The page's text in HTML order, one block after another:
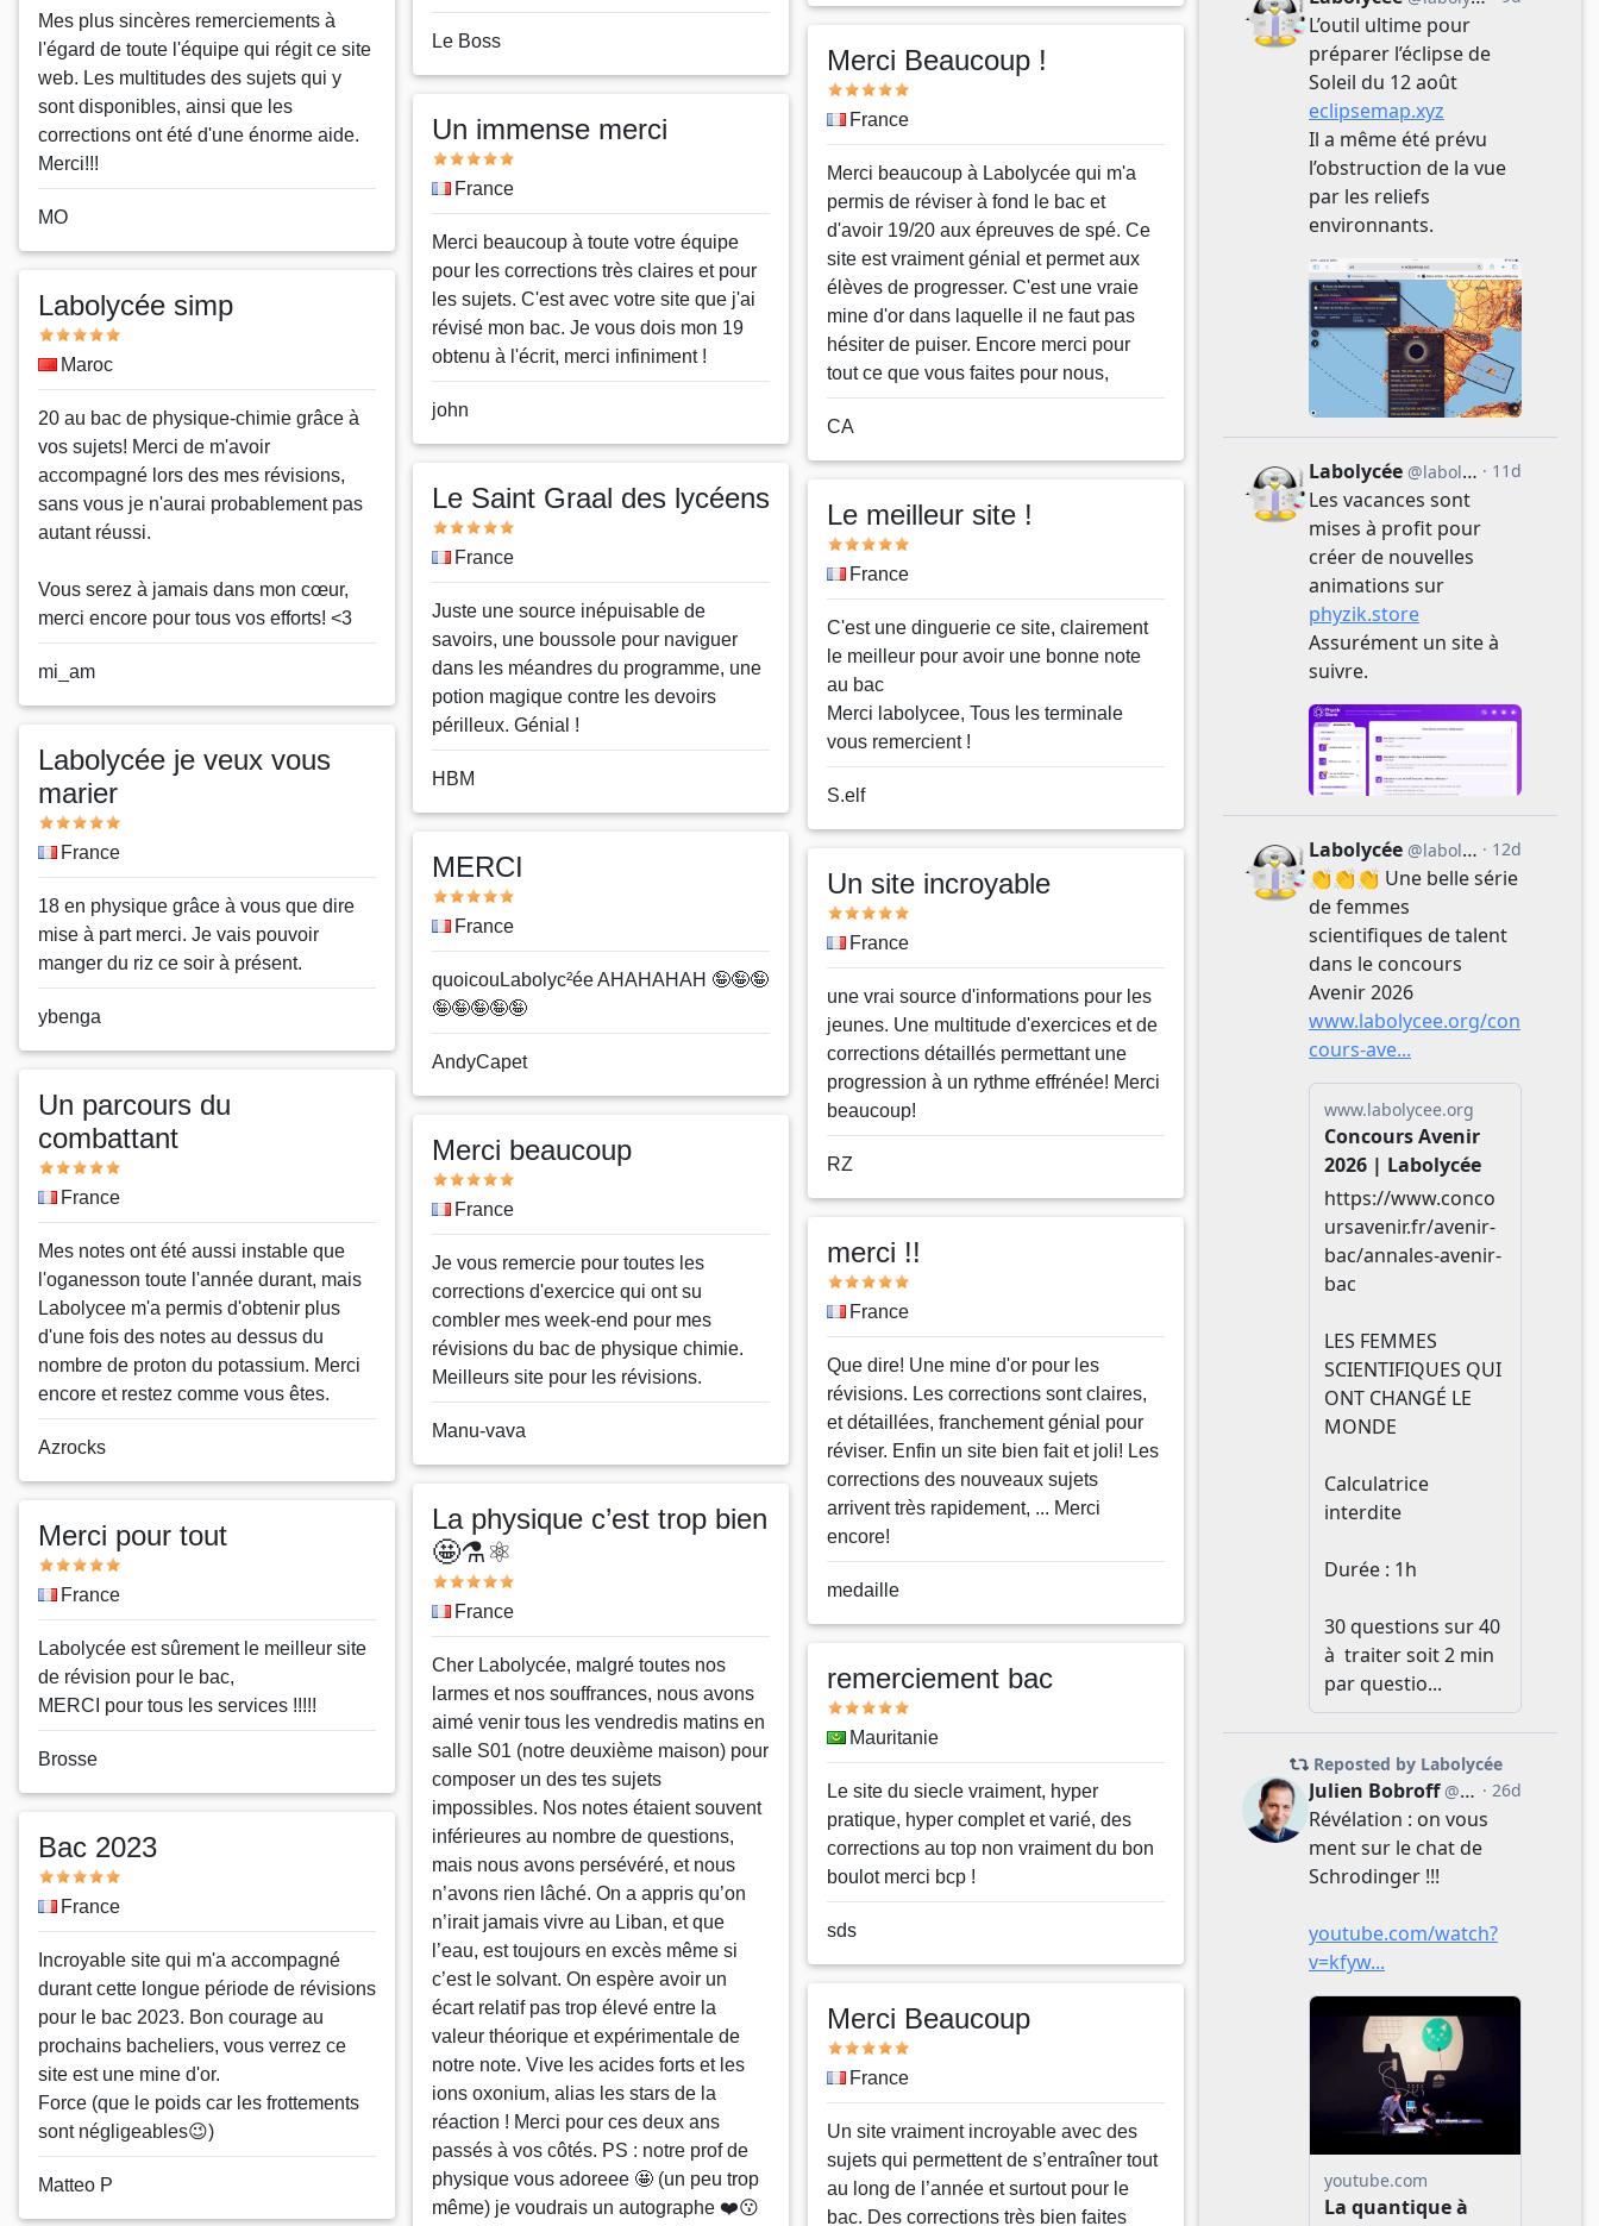
Nom
Le Boss
Message
Mes plus sincères remerciements à
l'égard de toute l'équipe qui régit ce site
web. Les multitudes des sujets qui y
sont disponibles, ainsi que les
corrections ont été d'une énorme aide.
Merci!!!
Nom
MO
Merci Beaucoup !
Note
PaysFrance
Message
Merci beaucoup à Labolycée qui m'a
permis de réviser à fond le bac et
d'avoir 19/20 aux épreuves de spé. Ce
site est vraiment génial et permet aux
élèves de progresser. C'est une vraie
mine d'or dans laquelle il ne faut pas
hésiter de puiser. Encore merci pour
tout ce que vous faites pour nous,
Nom
CA
Un immense merci
Note
PaysFrance
Message
Merci beaucoup à toute votre équipe
pour les corrections très claires et pour
les sujets. C'est avec votre site que j'ai
révisé mon bac. Je vous dois mon 19
obtenu à l'écrit, merci infiniment !
Nom
john
Labolycée simp
Note
PaysMaroc
Message
20 au bac de physique-chimie grâce à
vos sujets! Merci de m'avoir
accompagné lors des mes révisions,
sans vous je n'aurai probablement pas
autant réussi.
Vous serez à jamais dans mon cœur,
merci encore pour tous vos efforts! <3
Nom
mi_am
Le Saint Graal des lycéens
Note
PaysFrance
Message
Juste une source inépuisable de
savoirs, une boussole pour naviguer
dans les méandres du programme, une
potion magique contre les devoirs
périlleux. Génial !
Nom
HBM
Le meilleur site !
Note
PaysFrance
Message
C'est une dinguerie ce site, clairement
le meilleur pour avoir une bonne note
au bac
Merci labolycee, Tous les terminale
vous remercient !
Nom
S.elf
Labolycée je veux vous
marier
Note
PaysFrance
Message
18 en physique grâce à vous que dire
mise à part merci. Je vais pouvoir
manger du riz ce soir à présent.
Nom
ybenga
MERCI
Note
PaysFrance
Message
quoicouLabolyc²ée AHAHAHAH 🤪🤪🤪
🤪🤪🤪🤪🤪
Nom
AndyCapet
Un site incroyable
Note
PaysFrance
Message
une vrai source d'informations pour les
jeunes. Une multitude d'exercices et de
corrections détaillés permettant une
progression à un rythme effrénée! Merci
beaucoup!
Nom
RZ
Un parcours du
combattant
Note
PaysFrance
Message
Mes notes ont été aussi instable que
l'oganesson toute l'année durant, mais
Labolycee m'a permis d'obtenir plus
d'une fois des notes au dessus du
nombre de proton du potassium. Merci
encore et restez comme vous êtes.
Nom
Azrocks
Merci beaucoup
Note
PaysFrance
Message
Je vous remercie pour toutes les
corrections d'exercice qui ont su
combler mes week-end pour mes
révisions du bac de physique chimie.
Meilleurs site pour les révisions.
Nom
Manu-vava
merci !!
Note
PaysFrance
Message
Que dire! Une mine d'or pour les
révisions. Les corrections sont claires,
et détaillées, franchement génial pour
réviser. Enfin un site bien fait et joli! Les
corrections des nouveaux sujets
arrivent très rapidement, ... Merci
encore!
Nom
medaille
La physique c’est trop bien
🤩⚗️⚛️
Note
PaysFrance
Message
Cher Labolycée, malgré toutes nos
larmes et nos souffrances, nous avons
aimé venir tous les vendredis matins en
salle S01 (notre deuxième maison) pour
composer un des tes sujets
impossibles. Nos notes étaient souvent
inférieures au nombre de questions,
mais nous avons persévéré, et nous
n’avons rien lâché. On a appris qu’on
n’irait jamais vivre au Liban, et que
l’eau, est toujours en excès même si
c’est le solvant. On espère avoir un
écart relatif pas trop élevé entre la
valeur théorique et expérimentale de
notre note. Vive les acides forts et les
ions oxonium, alias les stars de la
réaction ! Merci pour ces deux ans
passés à vos côtés. PS : notre prof de
physique vous adoreee 🤩 (un peu trop
même) je voudrais un autographe ❤️😗
Merci pour tout
Note
PaysFrance
Message
Labolycée est sûrement le meilleur site
de révision pour le bac,
MERCI pour tous les services !!!!!
Nom
Brosse
remerciement bac
Note
PaysMauritanie
Message
Le site du siecle vraiment, hyper
pratique, hyper complet et varié, des
corrections au top non vraiment du bon
boulot merci bcp !
Nom
sds
Bac 2023
Note
PaysFrance
Message
Incroyable site qui m'a accompagné
durant cette longue période de révisions
pour le bac 2023. Bon courage au
prochains bacheliers, vous verrez ce
site est une mine d'or.
Force (que le poids car les frottements
sont négligeables😉)
Nom
Matteo P
Merci Beaucoup
Note
PaysFrance
Message
Un site vraiment incroyable avec des
sujets qui permettent de s’entraîner tout
au long de l’année et surtout pour le
bac. Des corrections très bien faites